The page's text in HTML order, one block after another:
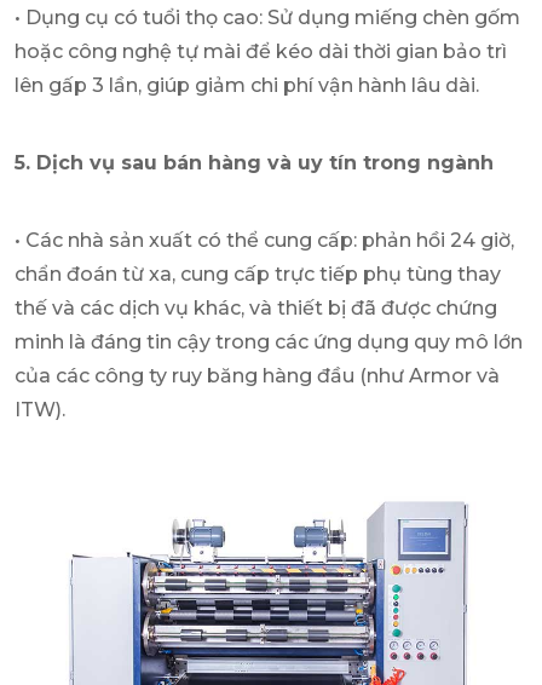
• Dụng cụ có tuổi thọ cao: Sử dụng miếng chèn gốm
hoặc công nghệ tự mài để kéo dài thời gian bảo trì
lên gấp 3 lần, giúp giảm chi phí vận hành lâu dài.
5. Dịch vụ sau bán hàng và uy tín trong ngành
• Các nhà sản xuất có thể cung cấp: phản hồi 24 giờ,
chẩn đoán từ xa, cung cấp trực tiếp phụ tùng thay
thế và các dịch vụ khác, và thiết bị đã được chứng
minh là đáng tin cậy trong các ứng dụng quy mô lớn
của các công ty ruy băng hàng đầu (như Armor và
ITW).